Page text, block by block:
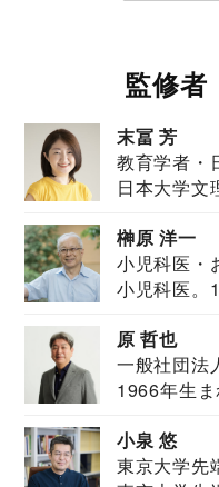
監修者
末冨 芳
教育学者・
日本大学文
榊原 洋一
小児科医・
小児科医。
原 哲也
一般社団法
JAPAN代
1966年生
小泉 悠
東京大学先